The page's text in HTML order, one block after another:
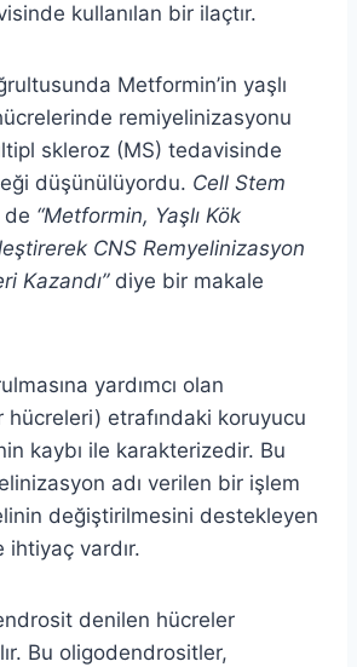
kullanılan bir ilaçtır.
Metformin’in yaşlı
remiyelinizasyonu
skleroz (MS) tedavisinde
düşünülüyordu. Cell Stem
de “Metformin, Yaşlı Kök
CNS Remyelinizasyon
Kazandı”diye bir makale
yardımcı olan
hücreleri) etrafındaki koruyucu
kaybı ile karakterizedir. Bu
adı verilen bir işlem
değiştirilmesini destekleyen
ihtiyaç vardır.
denilen hücreler
Bu oligodendrositler,